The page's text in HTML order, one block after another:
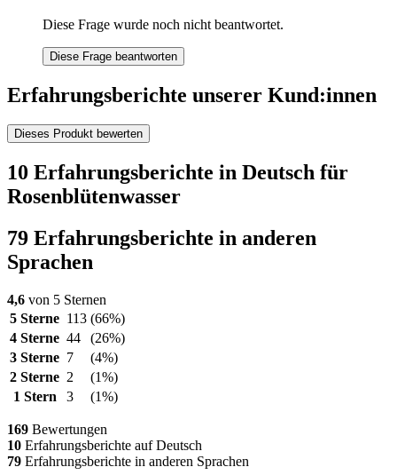
Diese Frage wurde noch nicht beantwortet.
Diese Frage beantworten
Erfahrungsberichte unserer Kund:innen
Dieses Produkt bewerten
10 Erfahrungsberichte in Deutsch für
Rosenblütenwasser
79 Erfahrungsberichte in anderen
Sprachen
4,6 von 5 Sternen
5 Sterne 113 (66%)
4 Sterne 44
(26%)
3 Sterne 7
(4%)
2 Sterne 2
(1%)
1 Stern
3 (1%)
169 Bewertungen
10 Erfahrungsberichte auf Deutsch
79 Erfahrungsberichte in anderen Sprachen